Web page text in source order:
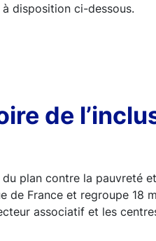
disposition ci-dessous.
de
plan contre la pauvreté
de France et regroupe 18
associatif et les